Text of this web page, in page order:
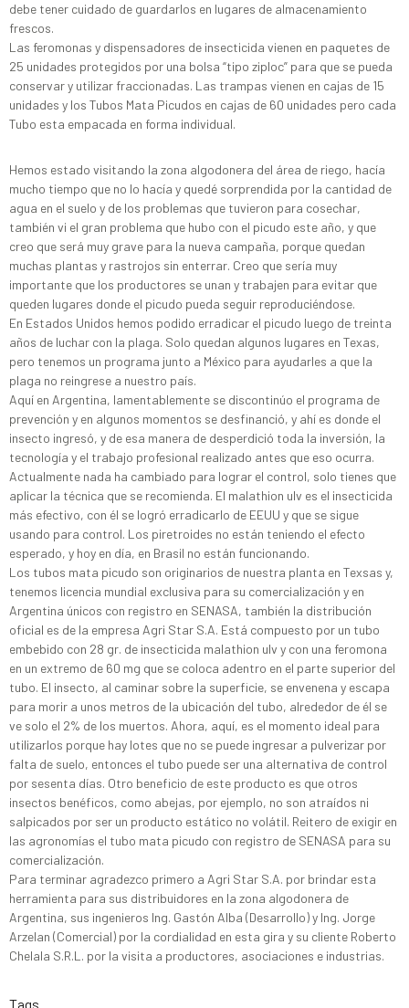
debe tener cuidado de guardarlos en lugares de almacenamiento
frescos.
Las feromonas y dispensadores de insecticida vienen en paquetes de
25 unidades protegidos por una bolsa “tipo ziploc” para que se pueda
conservar y utilizar fraccionadas. Las trampas vienen en cajas de 15
unidades y los Tubos Mata Picudos en cajas de 60 unidades pero cada
Tubo esta empacada en forma individual.
Hemos estado visitando la zona algodonera del área de riego, hacía
mucho tiempo que no lo hacía y quedé sorprendida por la cantidad de
agua en el suelo y de los problemas que tuvieron para cosechar,
también vi el gran problema que hubo con el picudo este año, y que
creo que será muy grave para la nueva campaña, porque quedan
muchas plantas y rastrojos sin enterrar. Creo que sería muy
importante que los productores se unan y trabajen para evitar que
queden lugares donde el picudo pueda seguir reproduciéndose.
En Estados Unidos hemos podido erradicar el picudo luego de treinta
años de luchar con la plaga. Solo quedan algunos lugares en Texas,
pero tenemos un programa junto a México para ayudarles a que la
plaga no reingrese a nuestro país.
Aquí en Argentina, lamentablemente se discontinúo el programa de
prevención y en algunos momentos se desfinanció, y ahí es donde el
insecto ingresó, y de esa manera de desperdició toda la inversión, la
tecnología y el trabajo profesional realizado antes que eso ocurra.
Actualmente nada ha cambiado para lograr el control, solo tienes que
aplicar la técnica que se recomienda. El malathion ulv es el insecticida
más efectivo, con él se logró erradicarlo de EEUU y que se sigue
usando para control. Los piretroides no están teniendo el efecto
esperado, y hoy en día, en Brasil no están funcionando.
Los tubos mata picudo son originarios de nuestra planta en Texsas y,
tenemos licencia mundial exclusiva para su comercialización y en
Argentina únicos con registro en SENASA, también la distribución
oficial es de la empresa Agri Star S.A. Está compuesto por un tubo
embebido con 28 gr. de insecticida malathion ulv y con una feromona
en un extremo de 60 mg que se coloca adentro en el parte superior del
tubo. El insecto, al caminar sobre la superficie, se envenena y escapa
para morir a unos metros de la ubicación del tubo, alrededor de él se
ve solo el 2% de los muertos. Ahora, aquí, es el momento ideal para
utilizarlos porque hay lotes que no se puede ingresar a pulverizar por
falta de suelo, entonces el tubo puede ser una alternativa de control
por sesenta días. Otro beneficio de este producto es que otros
insectos benéficos, como abejas, por ejemplo, no son atraídos ni
salpicados por ser un producto estático no volátil. Reitero de exigir en
las agronomías el tubo mata picudo con registro de SENASA para su
comercialización.
Para terminar agradezco primero a Agri Star S.A. por brindar esta
herramienta para sus distribuidores en la zona algodonera de
Argentina, sus ingenieros Ing. Gastón Alba (Desarrollo) y Ing. Jorge
Arzelan (Comercial) por la cordialidad en esta gira y su cliente Roberto
Chelala S.R.L. por la visita a productores, asociaciones e industrias.
Tags